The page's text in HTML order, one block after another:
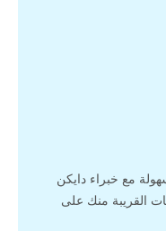
مع خبراء دايكن
القريبة منك على